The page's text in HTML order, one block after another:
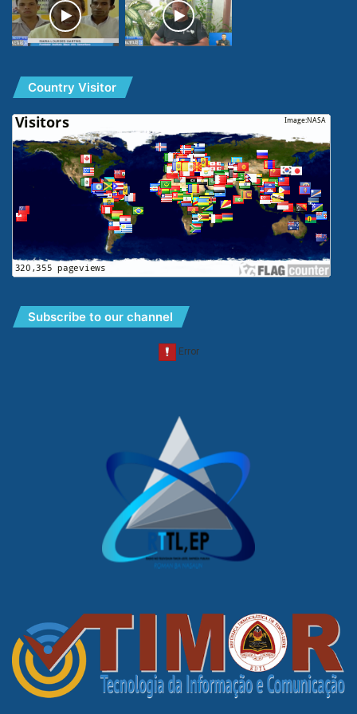
polítiku sira sobu no estraga tiha ona, 3) Hatu’ur
hikas lejitimidade no dignidade órgaun
lejitimidade no funsiona hikas normalidade
Governu ne’ebé la funsiona desde tinan 2020
hodi rejulta ekonómia rai laran lao hakdasak, 5)
Reforma setór judisiariu, no 6) Prezidente da
Repúblika labele sai fali opozisaun Governu,
nune’e bele fo espasu ba Governu atu
implementa polítika dada kadoras Greater
Sunrise mai Timor Leste. Konkordánsia hirak ne’e
mak kandidatu Dr. José Ramos Horta tula kedan
iha kabas ho responsábilidade bo’ot ne’ebé tenke
primeira volta to’o segunda volta. Laos Horta
deit mak lori programa ne’e ba povu, maibe
akompaña mos husi Prezidente Partidu CNRT
apoiu husi kandidatu balun ne’ebé hakneak
kedan desde iha primeira volta.
Natureza polítika ho programa prioritáriu sira
ne’ebé aprenjenta, tenke koalia lolo’os katak,
povu sira la iha koñesimentu klean kona-ba ida
ne’e, ne’e faktus, no labele nega. Lalika mos atu
militante no simpatijantes sira husi partidu CNRT
ho nia forsa polítika sira, apoiu total, Hau hanoin
ne’e mos LAE. Povu nia aseitasaun hodi depozita
konfiansa ba Ramos Horta tamba hare’e ba
fígura nasional Kay Rala Xanana Gusmão, nu’udar
Country Visitor
Subscribe to our channel